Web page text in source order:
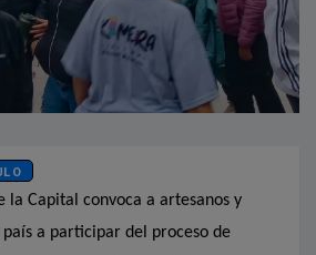
la Capital convoca a artesanos y
a participar del proceso de